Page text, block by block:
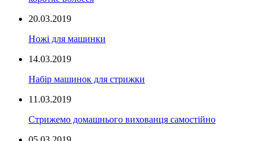
20.03.2019
Ножі для машинки
14.03.2019
Набір машинок для стрижки
11.03.2019
Стрижемо домашнього вихованця самостійно